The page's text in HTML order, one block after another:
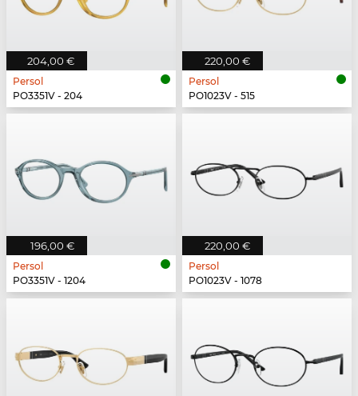
204,00 €
Persol
PO3351V - 204
220,00 €
Persol
PO1023V - 515
196,00 €
Persol
PO3351V - 1204
220,00 €
Persol
PO1023V - 1078